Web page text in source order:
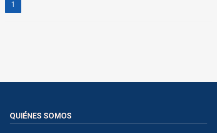
1
QUIÉNES SOMOS